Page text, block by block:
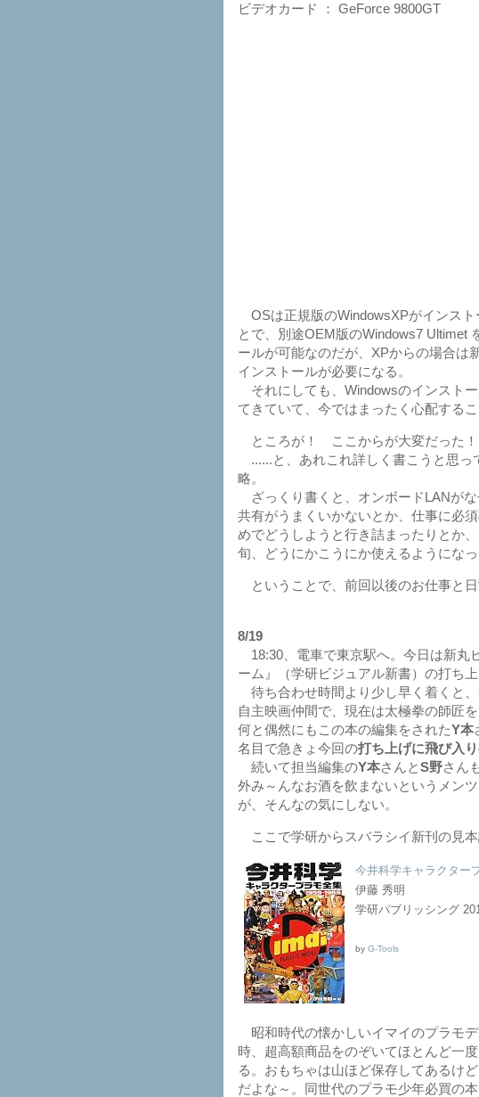
ビデオカード ： GeForce 9800GT
OSは正規版のWindowsXPがインス
とで、別途OEM版のWindows7 Ultimet
ールが可能なのだが、XPからの場合は
インストールが必要になる。
それにしても、Windowsのインスト
てきていて、今ではまったく心配する
ところが！ ここからが大変だった！
......と、あれこれ詳しく書こうと思っ
略。
ざっくり書くと、オンボードLANが
共有がうまくいかないとか、仕事に必
めでどうしようと行き詰まったりとか
旬、どうにかこうにか使えるようにな
ということで、前回以後のお仕事と日
8/19
18:30、電車で東京駅へ。今日は新丸
ーム』（学研ビジュアル新書）の打ち上
待ち合わせ時間より少し早く着くと
自主映画仲間で、現在は太極拳の師匠
何と偶然にもこの本の編集をされたY本
名目で急きょ今回の打ち上げに飛び入
続いて担当編集のY本さんとS野さん
外み～んなお酒を飲まないというメン
が、そんなの気にしない。
ここで学研からスバラシイ新刊の見
今井科学キャラクター
伊藤 秀明
学研パブリッシング
by G-Tools
昭和時代の懐かしいイマイのプラモ
時、超高額商品をのぞいてほとんど一
る。おもちゃは山ほど保存してあるけ
だよな～。同世代のプラモ少年必買の本